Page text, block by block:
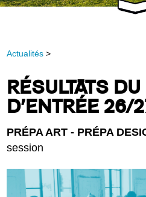
Actualités >
RÉSULTATS
D’ENTRÉE 26/
PRÉPA ART - PRÉPA
session